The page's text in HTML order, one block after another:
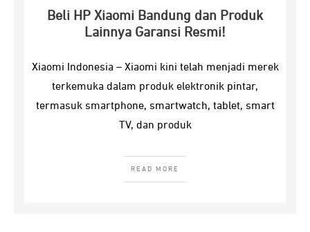
Beli HP Xiaomi Bandung dan Produk
Lainnya Garansi Resmi!
Xiaomi Indonesia – Xiaomi kini telah menjadi merek
terkemuka dalam produk elektronik pintar,
termasuk smartphone, smartwatch, tablet, smart
TV, dan produk
READ MORE